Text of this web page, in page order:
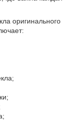
оригинального